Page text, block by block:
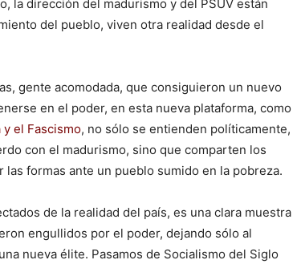
la dirección del madurismo y del PSUV están
del pueblo, viven otra realidad desde el
gente acomodada, que consiguieron un nuevo
en el poder, en esta nueva plataforma, como
y el Fascismo, no sólo se entienden políticamente,
con el madurismo, sino que comparten los
formas ante un pueblo sumido en la pobreza.
de la realidad del país, es una clara muestra
engullidos por el poder, dejando sólo al
nueva élite. Pasamos de Socialismo del Siglo